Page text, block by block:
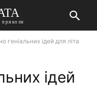
приколи
геніальних ідей для літа
ідей